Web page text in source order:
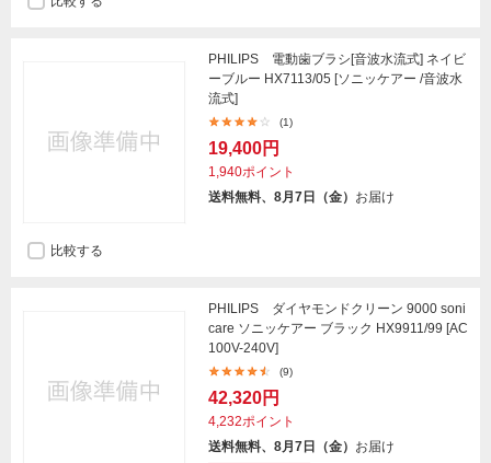
PHILIPS 電動歯ブラシ[音波水流式] ネイビ
ーブルー HX7113/05 [ソニッケアー /音波水
流式]
(1)
19,400円
1,940ポイント
送料無料、8月7日（金） お届け
比較する
PHILIPS ダイヤモンドクリーン 9000 soni
care ソニッケアー ブラック HX9911/99 [AC
100V-240V]
(9)
42,320円
4,232ポイント
送料無料、8月7日（金） お届け